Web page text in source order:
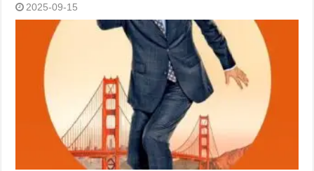
2025-09-15